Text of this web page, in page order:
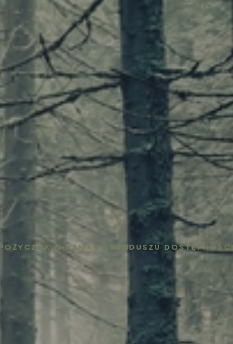
POŻYCZKA W RAMACH FUNDUSZU DOSTĘPNOŚCI